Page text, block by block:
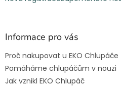
Informace pro vás
Proč nakupovat u EKO Chlupáče
Pomáháme chlupáčům v nouzi
Jak vznikl EKO Chlupáč